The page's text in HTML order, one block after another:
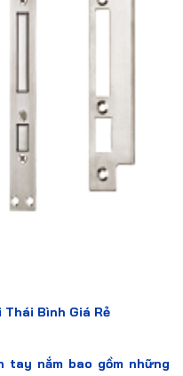
Thái Bình Giá Rẻ
tay nắm bao gồm những